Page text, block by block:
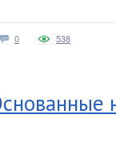
0 538